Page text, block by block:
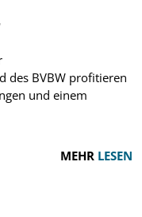
des BVBW profitieren
und einem
MEHR LESEN